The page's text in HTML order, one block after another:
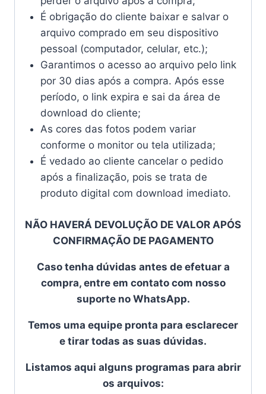
É obrigação do cliente baixar e salvar o
arquivo comprado em seu dispositivo
pessoal (computador, celular, etc.);
Garantimos o acesso ao arquivo pelo link
por 30 dias após a compra. Após esse
período, o link expira e sai da área de
download do cliente;
As cores das fotos podem variar
conforme o monitor ou tela utilizada;
É vedado ao cliente cancelar o pedido
após a finalização, pois se trata de
produto digital com download imediato.
NÃO HAVERÁ DEVOLUÇÃO DE VALOR APÓS
CONFIRMAÇÃO DE PAGAMENTO
Caso tenha dúvidas antes de efetuar a
compra, entre em contato com nosso
suporte no WhatsApp.
Temos uma equipe pronta para esclarecer
e tirar todas as suas dúvidas.
Listamos aqui alguns programas para abrir
os arquivos: